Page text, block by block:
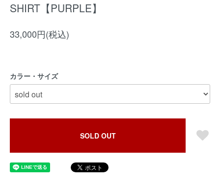
SHIRT【PURPLE】
33,000円(税込)
カラー・サイズ
SOLD OUT